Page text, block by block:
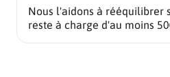
Nous l'aidons à rééquilibrer
reste à charge d'au moins